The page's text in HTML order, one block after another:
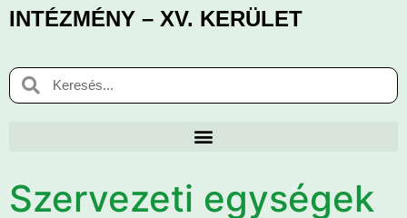
INTÉZMÉNY – XV. KERÜLET
Szervezeti egységek